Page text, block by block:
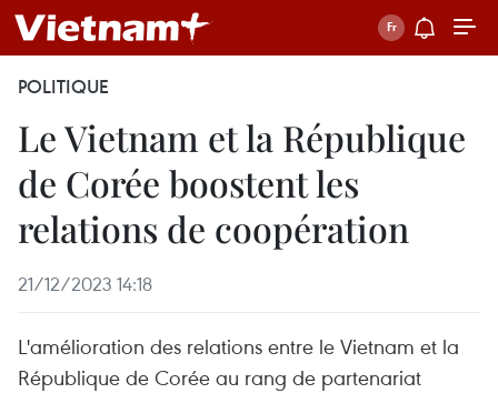
POLITIQUE
Le Vietnam et la République
de Corée boostent les
relations de coopération
21/12/2023 14:18
L'amélioration des relations entre le Vietnam et la
République de Corée au rang de partenariat